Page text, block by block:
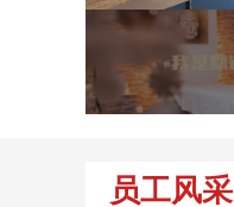
员工风采